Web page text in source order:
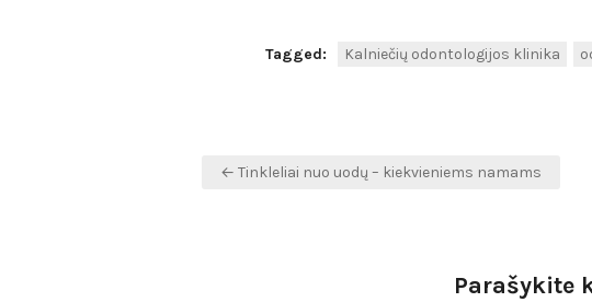
Tagged: Kalniečių odontologijos klinika
Navigacija
← Tinkleliai nuo uodų – kiekvieniems namams
Parašykite